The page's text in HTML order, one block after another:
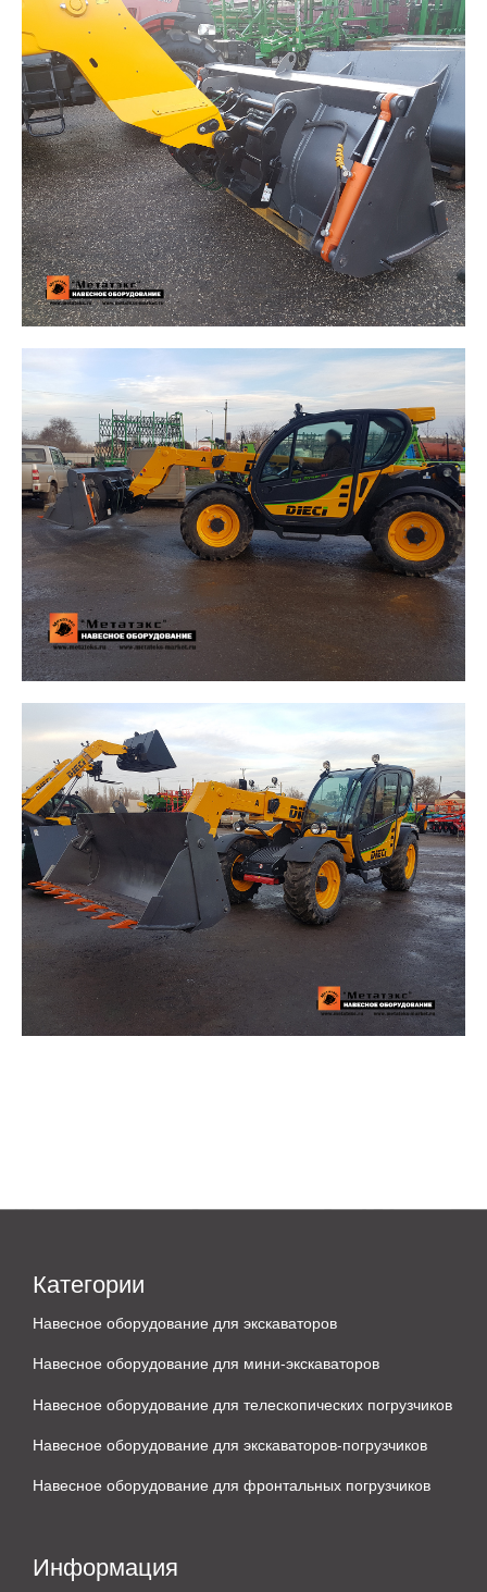
Категории
Навесное оборудование для экскаваторов
Навесное оборудование для мини-экскаваторов
Навесное оборудование для телескопических погрузчиков
Навесное оборудование для экскаваторов-погрузчиков
Навесное оборудование для фронтальных погрузчиков
Информация